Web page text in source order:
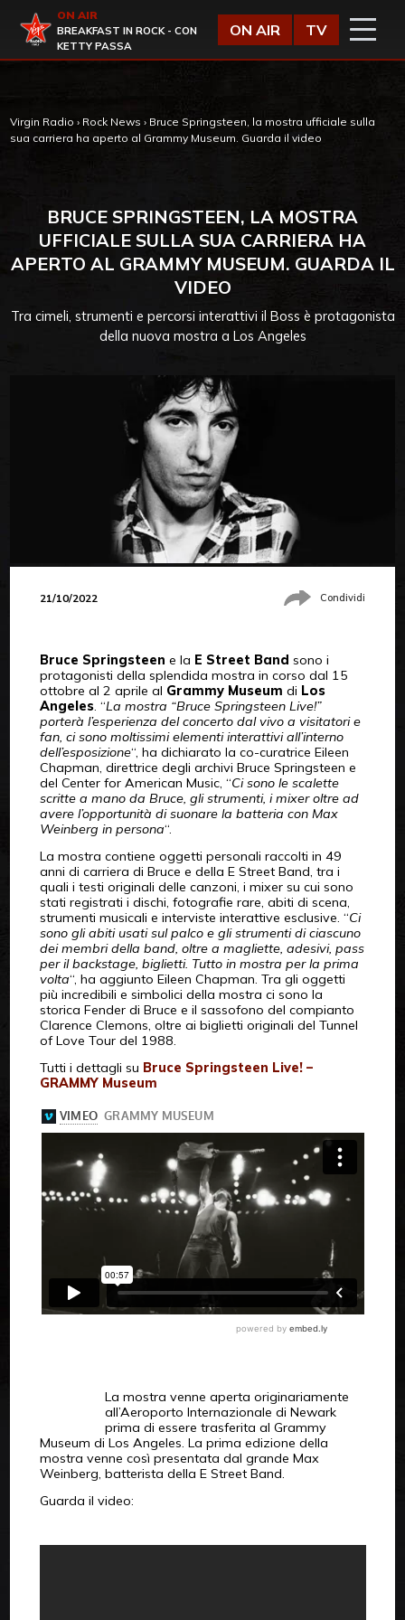
Virgin Radio
ON AIR
BREAKFAST IN ROCK - CON
KETTY PASSA
ON AIR TV
Virgin Radio › Rock News › Bruce Springsteen, la mostra ufficiale sulla
sua carriera ha aperto al Grammy Museum. Guarda il video
BRUCE SPRINGSTEEN, LA MOSTRA
UFFICIALE SULLA SUA CARRIERA HA
APERTO AL GRAMMY MUSEUM. GUARDA IL
VIDEO
Tra cimeli, strumenti e percorsi interattivi il Boss è protagonista
della nuova mostra a Los Angeles
21/10/2022 Condividi
Bruce Springsteen e la E Street Band sono i
protagonisti della splendida mostra in corso dal 15
ottobre al 2 aprile al Grammy Museum di Los
Angeles. “La mostra “Bruce Springsteen Live!”
porterà l’esperienza del concerto dal vivo a visitatori e
fan, ci sono moltissimi elementi interattivi all’interno
dell’esposizione“, ha dichiarato la co-curatrice Eileen
Chapman, direttrice degli archivi Bruce Springsteen e
del Center for American Music, “Ci sono le scalette
scritte a mano da Bruce, gli strumenti, i mixer oltre ad
avere l’opportunità di suonare la batteria con Max
Weinberg in persona“.
La mostra contiene oggetti personali raccolti in 49
anni di carriera di Bruce e della E Street Band, tra i
quali i testi originali delle canzoni, i mixer su cui sono
stati registrati i dischi, fotografie rare, abiti di scena,
strumenti musicali e interviste interattive esclusive. “Ci
sono gli abiti usati sul palco e gli strumenti di ciascuno
dei membri della band, oltre a magliette, adesivi, pass
per il backstage, biglietti. Tutto in mostra per la prima
volta“, ha aggiunto Eileen Chapman. Tra gli oggetti
più incredibili e simbolici della mostra ci sono la
storica Fender di Bruce e il sassofono del compianto
Clarence Clemons, oltre ai biglietti originali del Tunnel
of Love Tour del 1988.
Tutti i dettagli su Bruce Springsteen Live! –
GRAMMY Museum
La mostra venne aperta originariamente
all’Aeroporto Internazionale di Newark
prima di essere trasferita al Grammy
Museum di Los Angeles. La prima edizione della
mostra venne così presentata dal grande Max
Weinberg, batterista della E Street Band.
Guarda il video: